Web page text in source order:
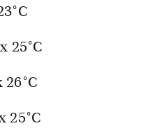
25°C
26°C
25°C